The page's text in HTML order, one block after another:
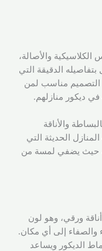
والأصالة،
الدقيقة التي
التصميم مناسب لمن
في ديكور منازلهم.
والأناقة
الحديثة التي
حيث يضفي لمسة من
ورقي، وهو لون
والصفاء إلى أي مكان.
الديكور ويساعد